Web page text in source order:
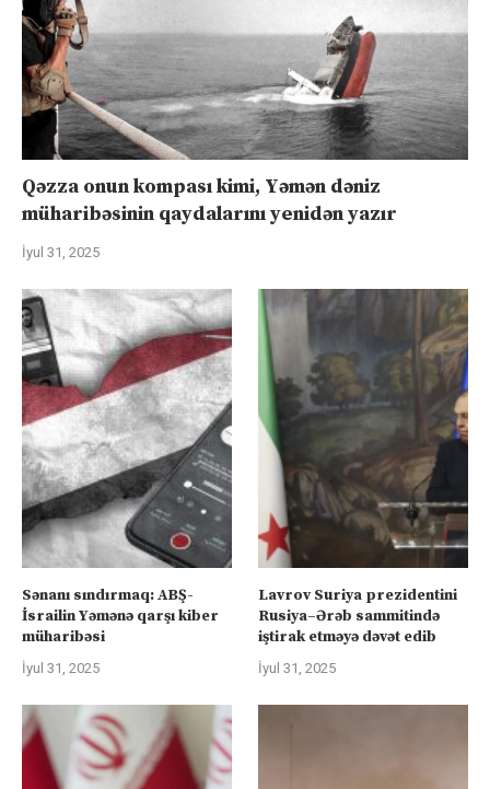
Qəzza onun kompası kimi, Yəmən dəniz
müharibəsinin qaydalarını yenidən yazır
İyul 31, 2025
Sənanı sındırmaq: ABŞ-
İsrailin Yəmənə qarşı kiber
müharibəsi
İyul 31, 2025
Lavrov Suriya prezidentini
Rusiya–Ərəb sammitində
iştirak etməyə dəvət edib
İyul 31, 2025